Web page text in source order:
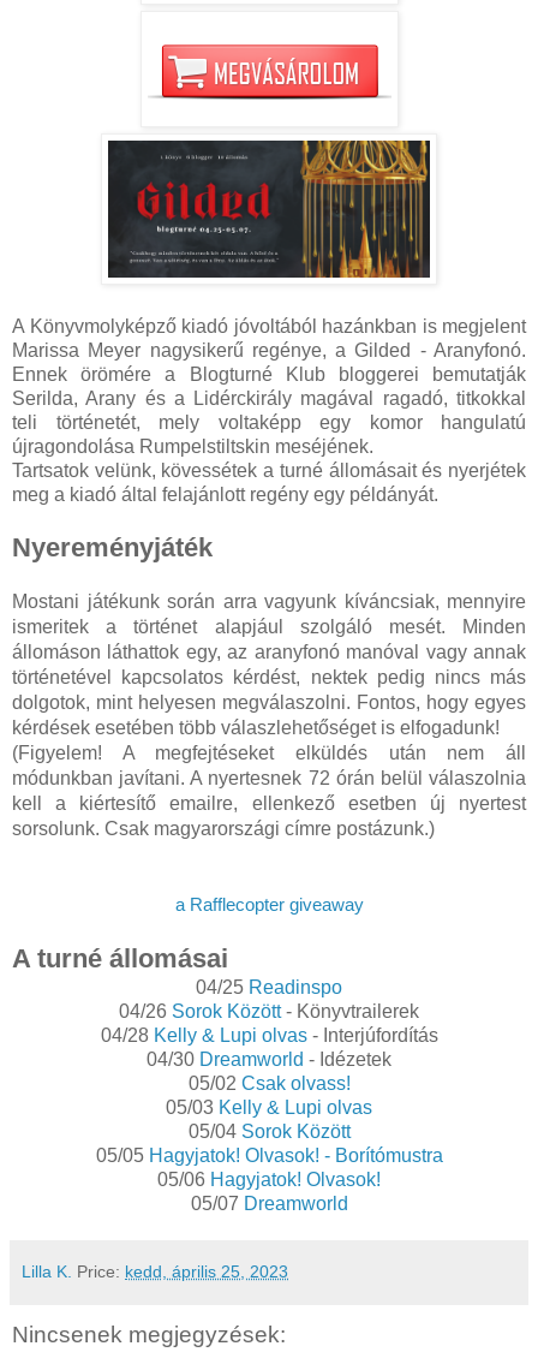
A Könyvmolyképző kiadó jóvoltából hazánkban is megjelent
Marissa Meyer nagysikerű regénye, a Gilded - Aranyfonó.
Ennek örömére a Blogturné Klub bloggerei bemutatják
Serilda, Arany és a Lidérckirály magával ragadó, titkokkal
teli történetét, mely voltaképp egy komor hangulatú
újragondolása Rumpelstiltskin meséjének.
Tartsatok velünk, kövessétek a turné állomásait és nyerjétek
meg a kiadó által felajánlott regény egy példányát.
Nyereményjáték
Mostani játékunk során arra vagyunk kíváncsiak, mennyire
ismeritek a történet alapjául szolgáló mesét. Minden
állomáson láthattok egy, az aranyfonó manóval vagy annak
történetével kapcsolatos kérdést, nektek pedig nincs más
dolgotok, mint helyesen megválaszolni. Fontos, hogy egyes
kérdések esetében több válaszlehetőséget is elfogadunk!
(Figyelem! A megfejtéseket elküldés után nem áll
módunkban javítani. A nyertesnek 72 órán belül válaszolnia
kell a kiértesítő emailre, ellenkező esetben új nyertest
sorsolunk. Csak magyarországi címre postázunk.)
a Rafflecopter giveaway
A turné állomásai
04/25 Readinspo
04/26 Sorok Között- Könyvtrailerek
04/28 Kelly & Lupi olvas - Interjúfordítás
04/30 Dreamworld - Idézetek
05/02 Csak olvass!
05/03 Kelly & Lupi olvas
05/04 Sorok Között
05/05 Hagyjatok! Olvasok! - Borítómustra
05/06 Hagyjatok! Olvasok!
05/07 Dreamworld
Lilla K. Price: kedd, április 25, 2023
Nincsenek megjegyzések: